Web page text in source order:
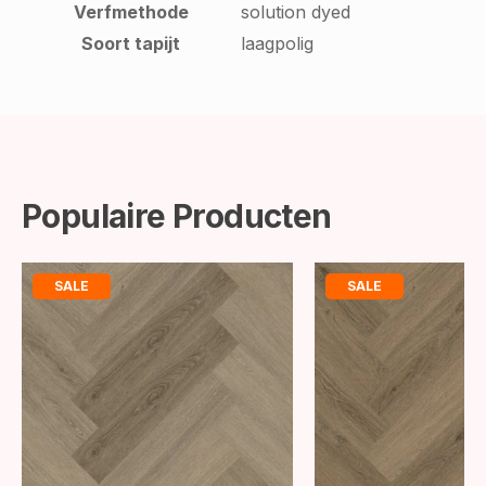
Verfmethode
solution dyed
Soort tapijt
laagpolig
Populaire Producten
SALE SALE